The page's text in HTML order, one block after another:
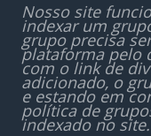
Nosso site
indexar um
grupo precisa
plataforma pelo
com o link de
adicionado, o
e estando em
política de
indexado no site.